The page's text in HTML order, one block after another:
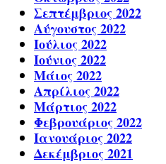
Σεπτέμβριος 2022
Αύγουστος 2022
Ιούλιος 2022
Ιούνιος 2022
Μάιος 2022
Απρίλιος 2022
Μάρτιος 2022
Φεβρουάριος 2022
Ιανουάριος 2022
Δεκέμβριος 2021